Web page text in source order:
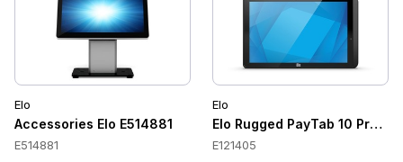
Elo
Accessories Elo E514881
E514881
Elo
Elo Rugged PayTab 10 Pro
E121405